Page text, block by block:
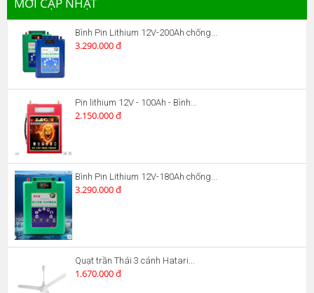
Bình Pin Lithium 12V-200Ah chống...
3.290.000 đ
Pin lithium 12V - 100Ah - Bình...
2.150.000 đ
Bình Pin Lithium 12V-180Ah chống...
3.290.000 đ
Quạt trần Thái 3 cánh Hatari...
1.670.000 đ